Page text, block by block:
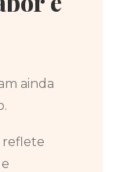
ainda
reflete